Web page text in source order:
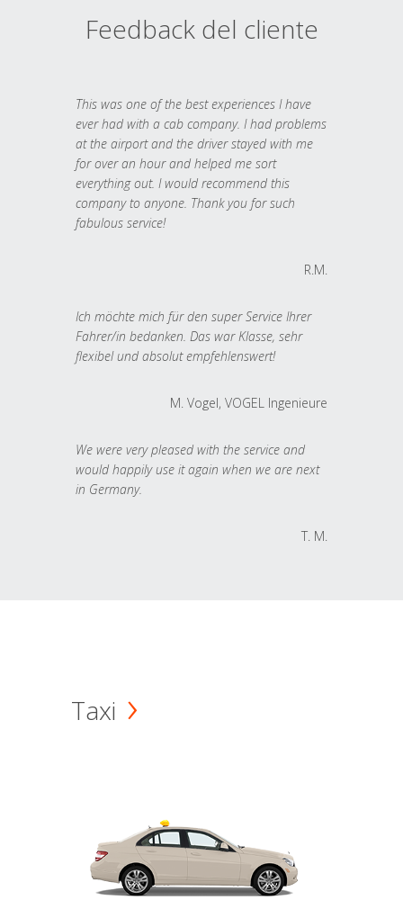
Feedback del cliente
This was one of the best experiences I have
ever had with a cab company. I had problems
at the airport and the driver stayed with me
for over an hour and helped me sort
everything out. I would recommend this
company to anyone. Thank you for such
fabulous service!
R.M.
Ich möchte mich für den super Service Ihrer
Fahrer/in bedanken. Das war Klasse, sehr
flexibel und absolut empfehlenswert!
M. Vogel, VOGEL Ingenieure
We were very pleased with the service and
would happily use it again when we are next
in Germany.
T. M.
Taxi